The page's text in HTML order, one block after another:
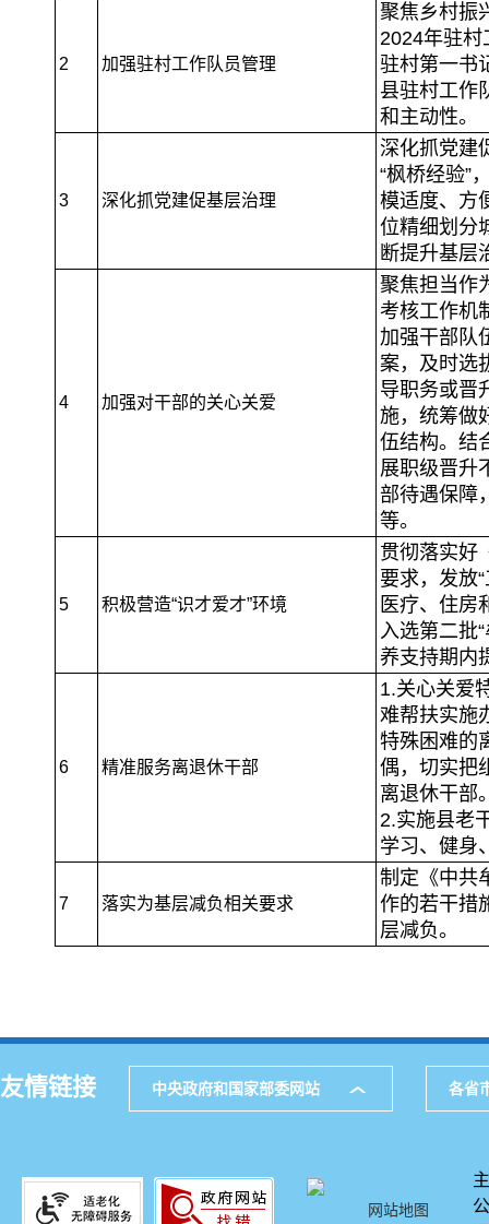
2 加强驻村工作队员管理
聚焦乡村振
2024年驻村
驻村第一书
县驻村工作
和主动性。
3 深化抓党建促基层治理
深化抓党建
“枫桥经验”
模适度、方
位精细划分
断提升基层
4 加强对干部的关心关爱
聚焦担当作
考核工作机
加强干部队
案，及时选
导职务或晋
施，统筹做
伍结构。结
展职级晋升
部待遇保障
等。
5 积极营造“识才爱才”环境
贯彻落实好
要求，发放
医疗、住房
入选第二批
养支持期内
6 精准服务离退休干部
1.关心关爱
难帮扶实施
特殊困难的
偶，切实把
离退休干部
2.实施县老
学习、健身
7 落实为基层减负相关要求
制定《中共
作的若干措
层减负。
友情链接 中央政府和国家部委网站 各省
网站地图